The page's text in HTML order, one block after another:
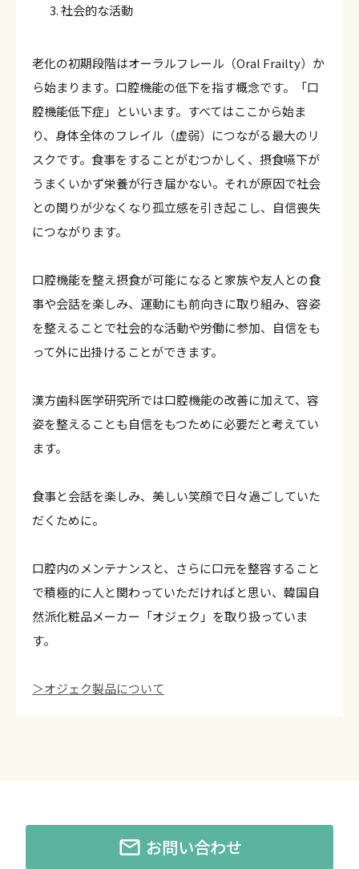
社会的な活動
老化の初期段階はオーラルフレール（Oral Frailty）か
ら始まります。口腔機能の低下を指す概念です。「口
腔機能低下症」といいます。すべてはここから始ま
り、身体全体のフレイル（虚弱）につながる最大のリ
スクです。食事をすることがむつかしく、摂食嚥下が
うまくいかず栄養が行き届かない。それが原因で社会
との関りが少なくなり孤立感を引き起こし、自信喪失
につながります。
口腔機能を整え摂食が可能になると家族や友人との食
事や会話を楽しみ、運動にも前向きに取り組み、容姿
を整えることで社会的な活動や労働に参加、自信をも
って外に出掛けることができます。
漢方歯科医学研究所では口腔機能の改善に加えて、容
姿を整えることも自信をもつために必要だと考えてい
ます。
食事と会話を楽しみ、美しい笑顔で日々過ごしていた
だくために。
口腔内のメンテナンスと、さらに口元を整容すること
で積極的に人と関わっていただければと思い、韓国自
然派化粧品メーカー「オジェク」を取り扱っていま
す。
＞オジェク製品について
mail_outline お問い合わせ